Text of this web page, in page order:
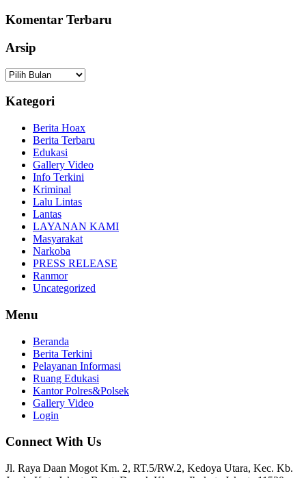
Komentar Terbaru
Arsip
Arsip
Kategori
Berita Hoax
Berita Terbaru
Edukasi
Gallery Video
Info Terkini
Kriminal
Lalu Lintas
Lantas
LAYANAN KAMI
Masyarakat
Narkoba
PRESS RELEASE
Ranmor
Uncategorized
Menu
Beranda
Berita Terkini
Pelayanan Informasi
Ruang Edukasi
Kantor Polres&Polsek
Gallery Video
Login
Connect With Us
Jl. Raya Daan Mogot Km. 2, RT.5/RW.2, Kedoya Utara, Kec. Kb.